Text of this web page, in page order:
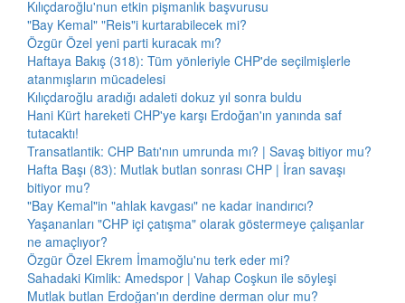
Kılıçdaroğlu'nun etkin pişmanlık başvurusu
"Bay Kemal" "Reis"i kurtarabilecek mi?
Özgür Özel yeni parti kuracak mı?
Haftaya Bakış (318): Tüm yönleriyle CHP'de seçilmişlerle
atanmışların mücadelesi
Kılıçdaroğlu aradığı adaleti dokuz yıl sonra buldu
Hani Kürt hareketi CHP'ye karşı Erdoğan'ın yanında saf
tutacaktı!
Transatlantik: CHP Batı'nın umrunda mı? | Savaş bitiyor mu?
Hafta Başı (83): Mutlak butlan sonrası CHP | İran savaşı
bitiyor mu?
"Bay Kemal"in "ahlak kavgası" ne kadar inandırıcı?
Yaşananları "CHP içi çatışma" olarak göstermeye çalışanlar
ne amaçlıyor?
Özgür Özel Ekrem İmamoğlu'nu terk eder mi?
Sahadaki Kimlik: Amedspor | Vahap Coşkun ile söyleşi
Mutlak butlan Erdoğan'ın derdine derman olur mu?